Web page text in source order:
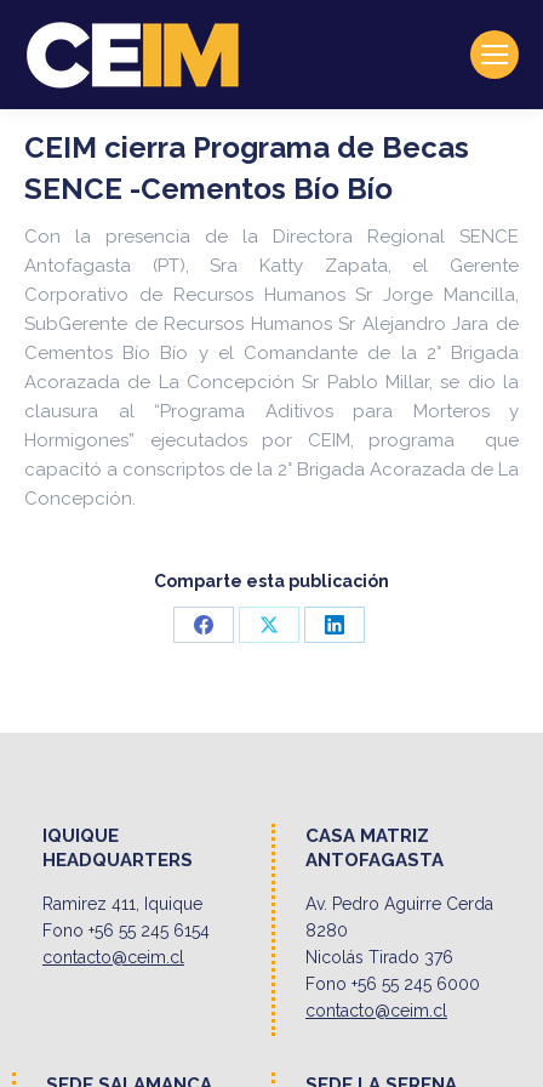
CEIM cierra Programa de Becas
SENCE -Cementos Bío Bío
Con la presencia de la Directora Regional SENCE
Antofagasta (PT), Sra Katty Zapata, el Gerente
Corporativo de Recursos Humanos Sr Jorge Mancilla,
SubGerente de Recursos Humanos Sr Alejandro Jara de
Cementos Bío Bío y el Comandante de la 2° Brigada
Acorazada de La Concepción Sr Pablo Millar, se dio la
clausura al “Programa Aditivos para Morteros y
Hormigones” ejecutados por CEIM, programa que
capacitó a conscriptos de la 2° Brigada Acorazada de La
Concepción.
Comparte esta publicación
Share
Share
Share
IQUIQUE
HEADQUARTERS
Ramirez 411, Iquique
Fono +56 55 245 6154
contacto@ceim.cl
CASA MATRIZ
ANTOFAGASTA
Av. Pedro Aguirre Cerda
8280
Nicolás Tirado 376
Fono +56 55 245 6000
contacto@ceim.cl